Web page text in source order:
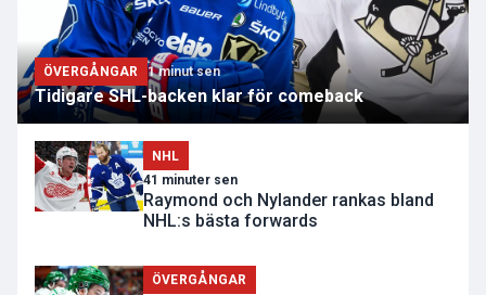
ÖVERGÅNGAR 1 minut sen
Tidigare SHL-backen klar för comeback
NHL
41 minuter sen
Raymond och Nylander rankas bland
NHL:s bästa forwards
ÖVERGÅNGAR